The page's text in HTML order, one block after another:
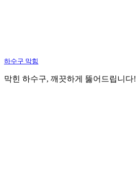
하수구 막힘
막힌 하수구, 깨끗하게 뚫어드립니다!